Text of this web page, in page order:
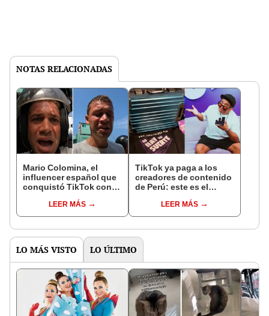
NOTAS RELACIONADAS
Mario Colomina, el
influencer español que
conquistó TikTok con
"Mi amor nació por la
gastronomía"
LEER MÁS
TikTok ya paga a los
creadores de contenido
de Perú: este es el
llegar a cobrar por 1.000
vistas
LEER MÁS
LO MÁS VISTO LO ÚLTIMO